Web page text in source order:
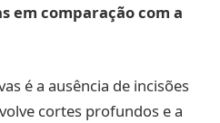
em comparação com a
é a ausência de incisões
cortes profundos e a